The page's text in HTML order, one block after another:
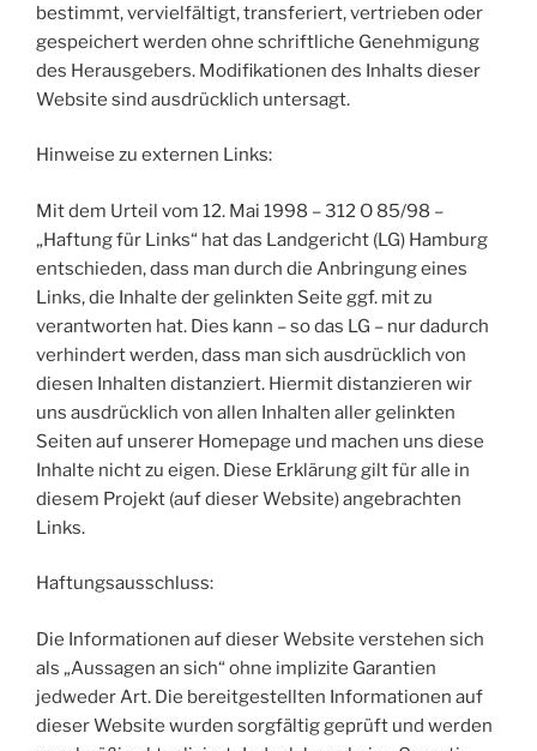
bestimmt, vervielfältigt, transferiert, vertrieben oder
gespeichert werden ohne schriftliche Genehmigung
des Herausgebers. Modifikationen des Inhalts dieser
Website sind ausdrücklich untersagt.
Hinweise zu externen Links:
Mit dem Urteil vom 12. Mai 1998 – 312 O 85/98 –
„Haftung für Links“ hat das Landgericht (LG) Hamburg
entschieden, dass man durch die Anbringung eines
Links, die Inhalte der gelinkten Seite ggf. mit zu
verantworten hat. Dies kann – so das LG – nur dadurch
verhindert werden, dass man sich ausdrücklich von
diesen Inhalten distanziert. Hiermit distanzieren wir
uns ausdrücklich von allen Inhalten aller gelinkten
Seiten auf unserer Homepage und machen uns diese
Inhalte nicht zu eigen. Diese Erklärung gilt für alle in
diesem Projekt (auf dieser Website) angebrachten
Links.
Haftungsausschluss:
Die Informationen auf dieser Website verstehen sich
als „Aussagen an sich“ ohne implizite Garantien
jedweder Art. Die bereitgestellten Informationen auf
dieser Website wurden sorgfältig geprüft und werden